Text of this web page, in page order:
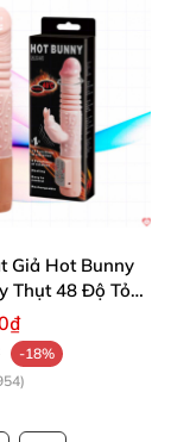
Giả Hot Bunny
Thụt 48 Độ Tỏa
-18%